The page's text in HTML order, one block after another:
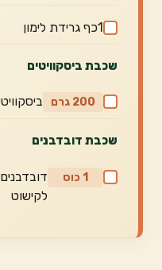
1כף גרידת לימון
שכבת ביסקוויטים
200 גרם
שכבת דובדבנים
1 כוס
לקישוט